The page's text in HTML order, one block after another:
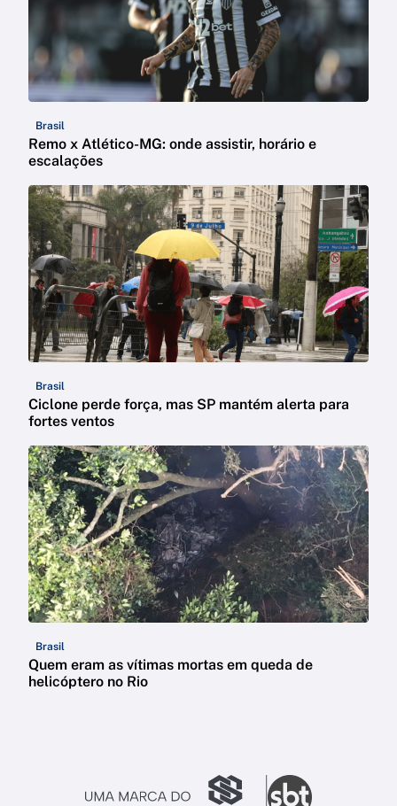
Brasil
Remo x Atlético-MG: onde assistir, horário e
escalações
Brasil
Ciclone perde força, mas SP mantém alerta para
fortes ventos
Brasil
Quem eram as vítimas mortas em queda de
helicóptero no Rio